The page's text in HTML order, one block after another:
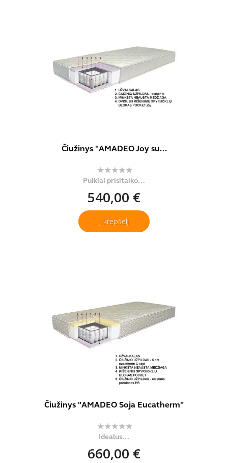
Čiužinys "AMADEO Joy su...
Puikiai prisitaiko...
540,00 €
Į krepšelį
Čiužinys "AMADEO Soja Eucatherm"
Idealus...
660,00 €